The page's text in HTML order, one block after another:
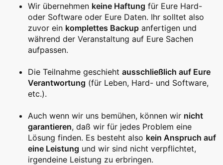
Wir übernehmen keine Haftung für Eure Hard-
oder Software oder Eure Daten. Ihr solltet also
zuvor ein komplettes Backup anfertigen und
während der Veranstaltung auf Eure Sachen
aufpassen.
Die Teilnahme geschieht ausschließlich auf Eure
Verantwortung (für Leben, Hard- und Software,
etc.).
Auch wenn wir uns bemühen, können wir nicht
garantieren, daß wir für jedes Problem eine
Lösung finden. Es besteht also kein Anspruch auf
eine Leistung und wir sind nicht verpflichtet,
irgendeine Leistung zu erbringen.